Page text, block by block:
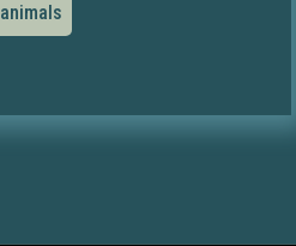
animals